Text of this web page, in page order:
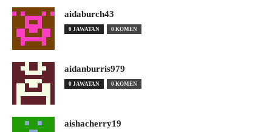
aidaburch43
0 JAWATAN 0 KOMEN
aidanburris979
0 JAWATAN 0 KOMEN
aishacherry19